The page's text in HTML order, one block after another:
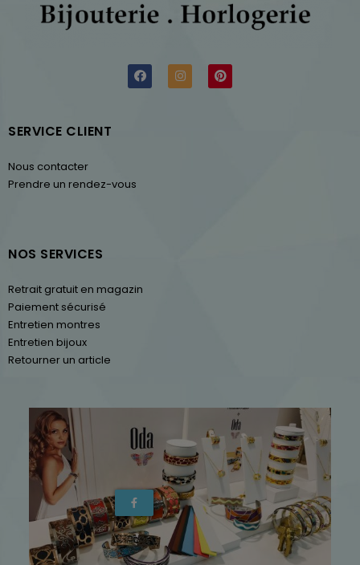
SERVICE CLIENT
Nous contacter
Prendre un rendez-vous
NOS SERVICES
Retrait gratuit en magazin
Paiement sécurisé
Entretien montres
Entretien bijoux
Retourner un article